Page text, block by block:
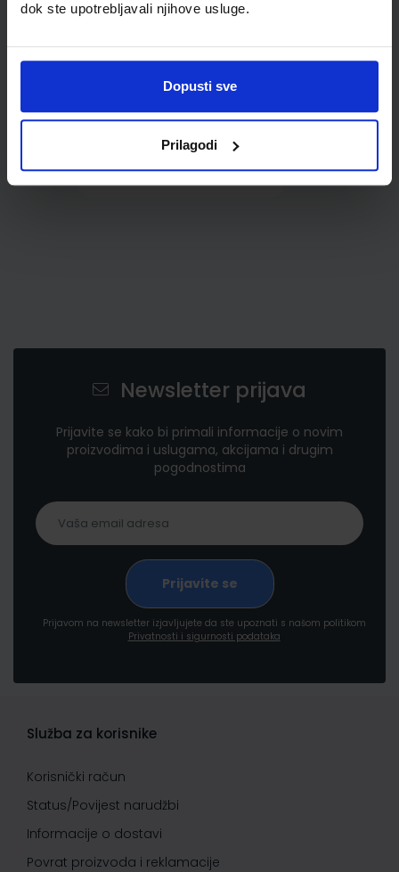
dok ste upotrebljavali njihove usluge.
Dopusti sve
Prilagodi
0,85 €
Newsletter prijava
Prijavite se kako bi primali informacije o novim
proizvodima i uslugama, akcijama i drugim
pogodnostima
Prijavom na newsletter izjavljujete da ste upoznati s našom politikom
Privatnosti i sigurnosti podataka
Služba za korisnike
Korisnički račun
Status/Povijest narudžbi
Informacije o dostavi
Povrat proizvoda i reklamacije